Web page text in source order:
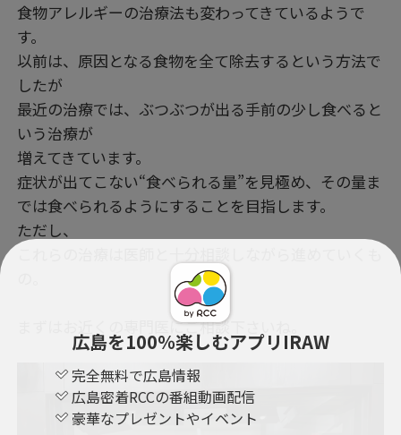
広島を100％楽しむアプリIRAW
完全無料で広島情報
広島密着RCCの番組動画配信
豪華なプレゼントやイベント
食物アレルギーの治療法も変わってきているようで
す。
以前は、原因となる食物を全て除去するという方法で
したが
最近の治療では、ぶつぶつが出る手前の少し食べると
いう治療が
増えてきています。
症状が出てこない“食べられる量”を見極め、その量ま
では食べられるようにすることを目指します。
ただし、
まずはお近くの専門医にご相談下さいね。